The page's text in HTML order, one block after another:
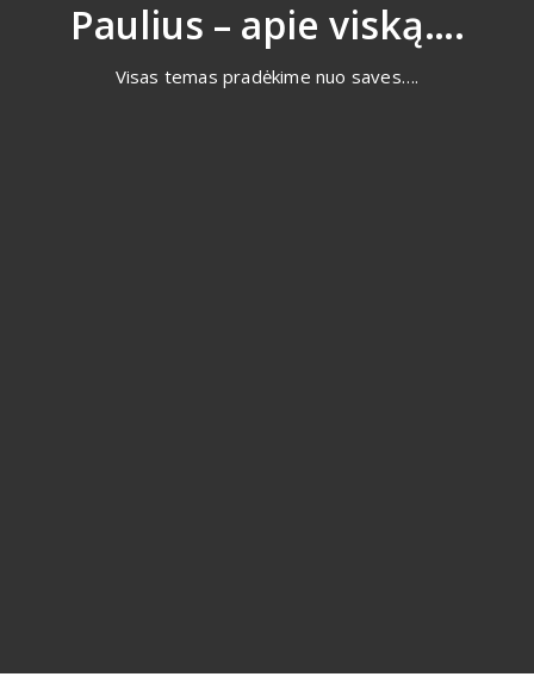
Paulius – apie viską….
Visas temas pradėkime nuo saves….